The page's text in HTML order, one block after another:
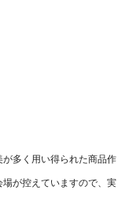
多く用い得られた商品作
が控えていますので、実